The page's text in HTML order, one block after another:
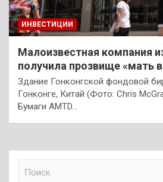
ИНВЕСТИЦИИ
Малоизвестная компания
получила прозвище «мать
Здание Гонконгской фондовой
Гонконге, Китай (Фото: Chris
Бумаги AMTD…